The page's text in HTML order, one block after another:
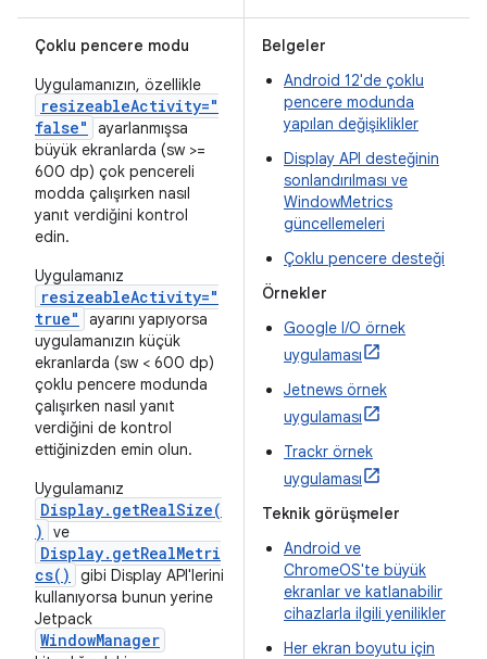
Çoklu pencere modu
Uygulamanızın, özellikle
resizeableActivity="
false"
ayarlanmışsa
büyük ekranlarda (sw >=
600 dp) çok pencereli
modda çalışırken nasıl
yanıt verdiğini kontrol
edin.
Uygulamanız
resizeableActivity="
true"
ayarını yapıyorsa
uygulamanızın küçük
ekranlarda (sw < 600 dp)
çoklu pencere modunda
çalışırken nasıl yanıt
verdiğini de kontrol
ettiğinizden emin olun.
Uygulamanız
Display.getRealSize(
)
ve
Display.getRealMetri
cs()
gibi Display API'lerini
kullanıyorsa bunun yerine
Jetpack
WindowManager
Belgeler
Android 12'de çoklu
pencere modunda
yapılan değişiklikler
Display API desteğinin
sonlandırılması ve
WindowMetrics
güncellemeleri
Çoklu pencere desteği
Örnekler
Google I/O örnek
uygulaması
Jetnews örnek
uygulaması
Trackr örnek
uygulaması
Teknik görüşmeler
Android ve
ChromeOS'te büyük
ekranlar ve katlanabilir
cihazlarla ilgili yenilikler
Her ekran boyutu için